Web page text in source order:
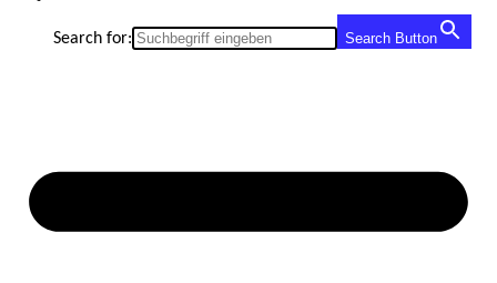
Search for: Search Button